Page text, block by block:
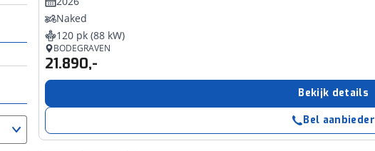
Naked
120 pk (88 kW)
BODEGRAVEN
21.890,-
Bekijk details
Bel aanbieder